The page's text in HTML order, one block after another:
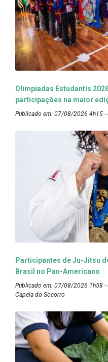
Olimpíadas Estudantis
participações na maior
Publicado em: 07/08/2026 4h15 -
Participantes de Ju-Jitsu
Brasil no Pan-Americano
Publicado em: 07/08/2026 1h58 -
Capela do Socorro